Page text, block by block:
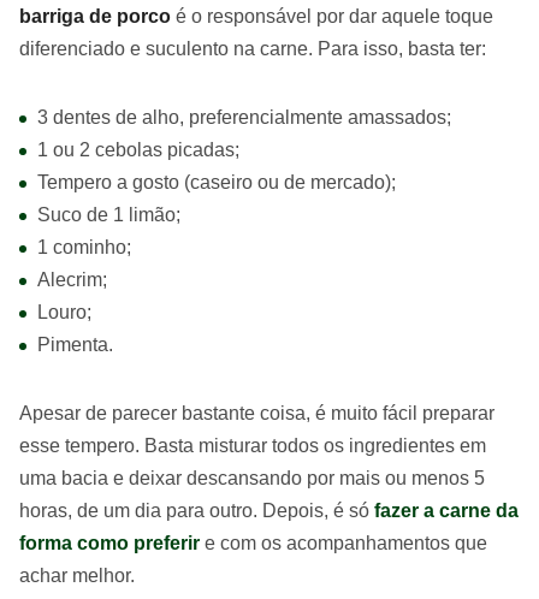
barriga de porco é o responsável por dar aquele toque
diferenciado e suculento na carne. Para isso, basta ter:
3 dentes de alho, preferencialmente amassados;
1 ou 2 cebolas picadas;
Tempero a gosto (caseiro ou de mercado);
Suco de 1 limão;
1 cominho;
Alecrim;
Louro;
Pimenta.
Apesar de parecer bastante coisa, é muito fácil preparar
esse tempero. Basta misturar todos os ingredientes em
uma bacia e deixar descansando por mais ou menos 5
horas, de um dia para outro. Depois, é só fazer a carne da
forma como preferir e com os acompanhamentos que
achar melhor.